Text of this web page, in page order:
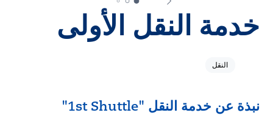
خدمة النقل الأولى
النقل
نبذة عن خدمة النقل "1st Shuttle"